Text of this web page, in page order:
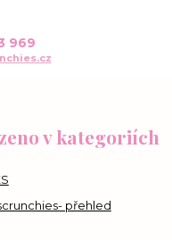
v kategoriích
přehled
969